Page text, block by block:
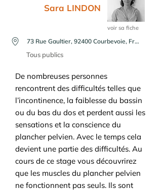
Sara LINDON
voir sa fiche
73 Rue Gaultier, 92400 Courbevoie, France
Tous publics
De nombreuses personnes
rencontrent des difficultés telles que
l’incontinence, la faiblesse du bassin
ou du bas du dos et perdent aussi les
sensations et la conscience du
plancher pelvien. Avec le temps cela
devient une partie des difficultés. Au
cours de ce stage vous découvrirez
que les muscles du plancher pelvien
ne fonctionnent pas seuls. Ils sont